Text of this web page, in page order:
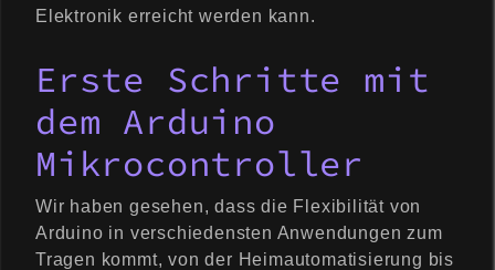
Elektronik erreicht werden kann.
Erste Schritte mit
dem Arduino
Mikrocontroller
Wir haben gesehen, dass die Flexibilität von
Arduino in verschiedensten Anwendungen zum
Tragen kommt, von der Heimautomatisierung bis